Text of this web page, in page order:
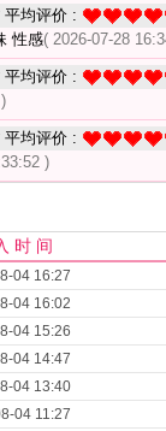
平均评价 :
性感( 2026-07-28
平均评价 :
平均评价 :
)
时 间
04 16:27
04 16:02
04 15:26
04 14:47
04 13:40
04 11:27